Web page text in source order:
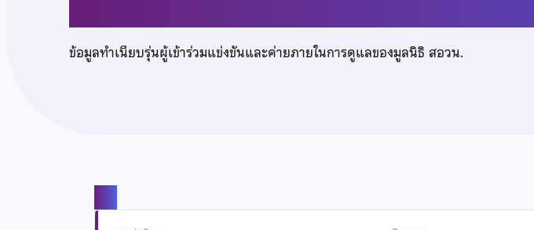
ข้อมูลทำเนียบรุ่นผู้เข้าร่วมแข่งขันและค่ายภายในการดูแลของมูลนิธิ สอวน.